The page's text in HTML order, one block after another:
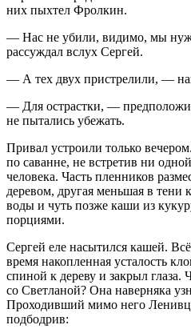
них пыхтел Фролкин.
— Нас не убили, видимо, мы
рассуждал вслух Сергей.
— А тех двух пристрелили, —
— Для острастки, —
не пытались убежать.
Привал устроили только
по саванне, не встретив ни
человека. Часть пленников
деревом, другая меньшая в тени
воды и чуть позже каши из
порциями.
Сергей еле насытился кашей.
время накопленная усталость
спиной к дереву и закрыл глаза.
со Светланой? Она наверняка
Проходивший мимо него
подбодрив: